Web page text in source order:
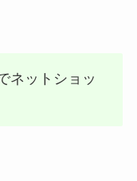
ネットショッ